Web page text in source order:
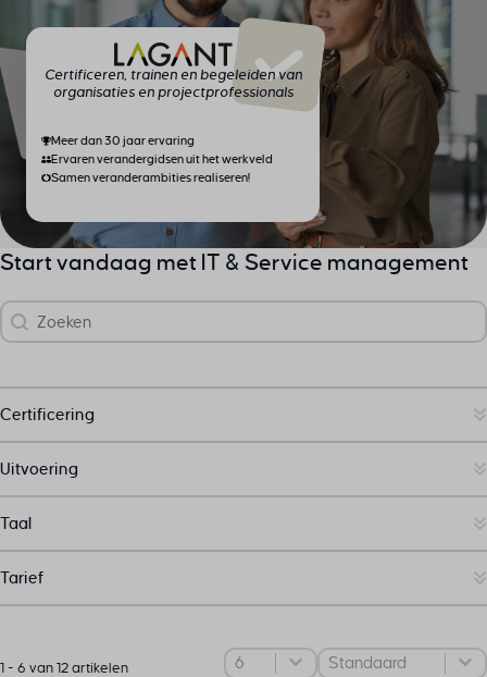
Certificeren, trainen en begeleiden van
organisaties en projectprofessionals
Meer dan 30 jaar ervaring
Ervaren verandergidsen uit het werkveld
Samen veranderambities realiseren!
Start vandaag met IT & Service management
Zoek
Search content
Certificering
Uitvoering
Taal
Tarief
1 - 6 van 12 artikelen
Select number per page
Sorteer
Sort content